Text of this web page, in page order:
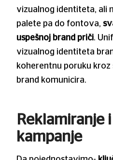
vizualnog identiteta, ali
palete pa do fontova,
uspešnoj brand priči.
vizualnog identiteta
koherentnu poruku kroz
brand komunicira.
Reklamiranje
kampanje